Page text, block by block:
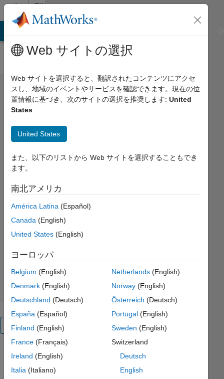
コンテンツへスキップ
File
Exchange
Cálculo:
Derivadas
Este plan de estudios modular
cálculo diferencial con
visualizaciones y ejercicios.
https://github.com/MathWorks-
Teaching-Resources/Calculus-
Derivatives_es
MathWorks Educator Content
Development Team
ダウンロード: 20 件
0.00/5(0)
2026/5/4
概要
Cálculo:
Derivadas
Web サイトの選択
Web サイトを選択すると、翻訳されたコンテンツにアクセ
スし、地域のイベントやサービスを確認できます。現在の位
置情報に基づき、次のサイトの選択を推奨します: United
States
United States
また、以下のリストから Web サイトを選択することもでき
ます。
南北アメリカ
América Latina (Español)
Canada (English)
United States (English)
ヨーロッパ
Belgium (English)
Denmark (English)
Deutschland (Deutsch)
España (Español)
Finland (English)
France (Français)
Ireland (English)
Italia (Italiano)
Netherlands(English)
Norway(English)
Österreich (Deutsch)
Portugal(English)
Sweden (English)
Switzerland
Deutsch
English